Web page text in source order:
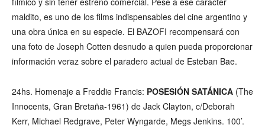
maldito, es uno de los films indispensables del cine argentino y
una obra única en su especie. El BAZOFI recompensará con
una foto de Joseph Cotten desnudo a quien pueda proporcionar
información veraz sobre el paradero actual de Esteban Bae.
24hs. Homenaje a Freddie Francis: POSESIÓN SATÁNICA (The
Innocents, Gran Bretaña-1961) de Jack Clayton, c/Deborah
Kerr, Michael Redgrave, Peter Wyngarde, Megs Jenkins. 100’.